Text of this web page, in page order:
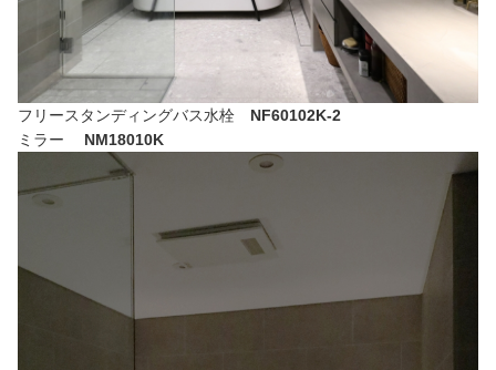
フリースタンディングバス水栓 NF60102K-2
ミラー
NM18010K